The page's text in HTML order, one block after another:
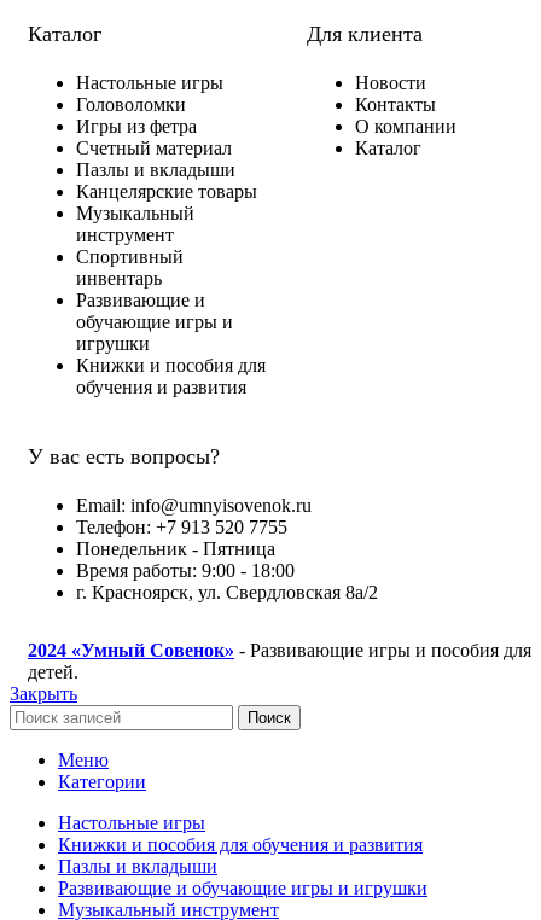
Каталог
Настольные игры
Головоломки
Игры из фетра
Счетный материал
Пазлы и вкладыши
Канцелярские товары
Музыкальный
инструмент
Спортивный
инвентарь
Развивающие и
обучающие игры и
игрушки
Книжки и пособия для
обучения и развития
Для клиента
Новости
Контакты
О компании
Каталог
У вас есть вопросы?
Email: info@umnyisovenok.ru
Телефон: +7 913 520 7755
Понедельник - Пятница
Время работы: 9:00 - 18:00
г. Красноярск, ул. Свердловская 8а/2
2024 «Умный Совенок» - Развивающие игры и пособия для
детей.
Закрыть
Поиск
Меню
Категории
Настольные игры
Книжки и пособия для обучения и развития
Пазлы и вкладыши
Развивающие и обучающие игры и игрушки
Музыкальный инструмент